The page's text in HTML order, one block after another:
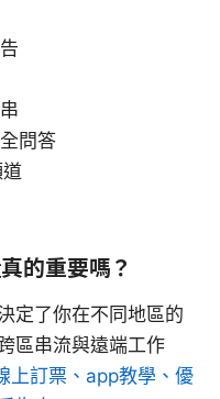
問答
的重要嗎？
定了你在不同地區的
區串流與遠端工作
上訂票、app教學、優